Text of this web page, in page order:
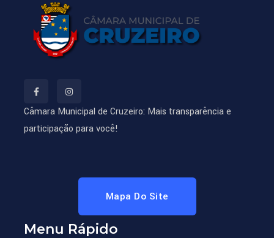
Câmara Municipal de Cruzeiro: Mais transparência e
participação para você!
Mapa Do Site
Menu Rápido